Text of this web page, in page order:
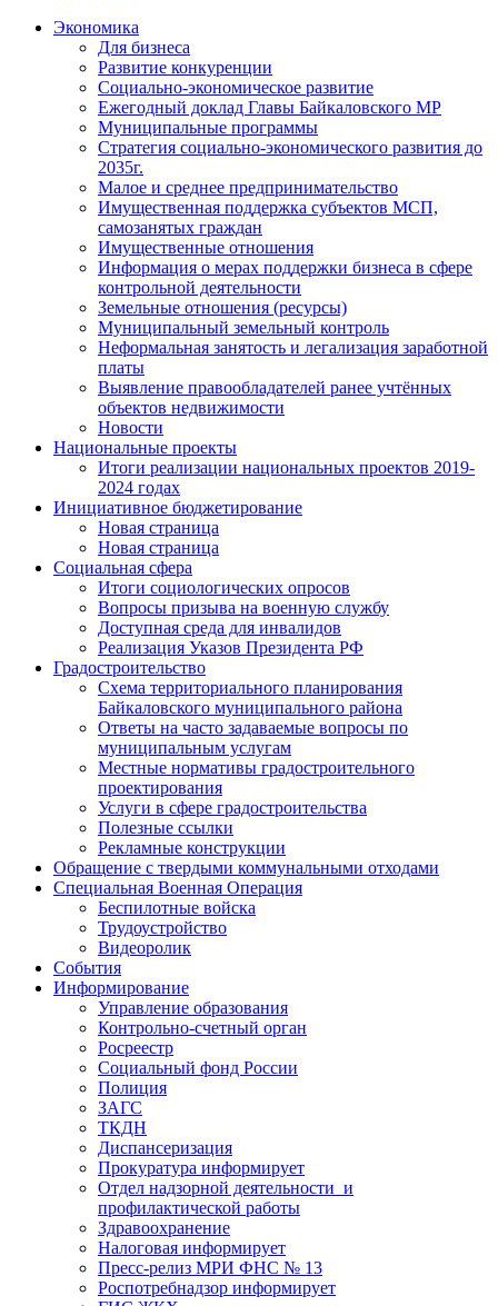
Экономика
Для бизнеса
Развитие конкуренции
Социально-экономическое развитие
Ежегодный доклад Главы Байкаловского МР
Муниципальные программы
Стратегия социально-экономического развития до
2035г.
Малое и среднее предпринимательство
Имущественная поддержка субъектов МСП,
самозанятых граждан
Имущественные отношения
Информация о мерах поддержки бизнеса в сфере
контрольной деятельности
Земельные отношения (ресурсы)
Муниципальный земельный контроль
Неформальная занятость и легализация заработной
платы
Выявление правообладателей ранее учтённых
объектов недвижимости
Новости
Национальные проекты
Итоги реализации национальных проектов 2019-
2024 годах
Инициативное бюджетирование
Новая страница
Новая страница
Социальная сфера
Итоги социологических опросов
Вопросы призыва на военную службу
Доступная среда для инвалидов
Реализация Указов Президента РФ
Градостроительство
Схема территориального планирования
Байкаловского муниципального района
Ответы на часто задаваемые вопросы по
муниципальным услугам
Местные нормативы градостроительного
проектирования
Услуги в сфере градостроительства
Полезные ссылки
Рекламные конструкции
Обращение с твердыми коммунальными отходами
Специальная Военная Операция
Беспилотные войска
Трудоустройство
Видеоролик
События
Информирование
Управление образования
Контрольно-счетный орган
Росреестр
Социальный фонд России
Полиция
ЗАГС
ТКДН
Диспансеризация
Прокуратура информирует
Отдел надзорной деятельности и
профилактической работы
Здравоохранение
Налоговая информирует
Пресс-релиз МРИ ФНС № 13
Роспотребнадзор информирует